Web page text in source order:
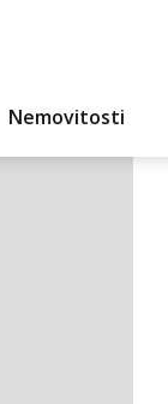
Nemovitosti